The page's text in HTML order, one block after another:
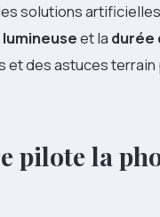
solutions
et la durée
des astuces
pilote la